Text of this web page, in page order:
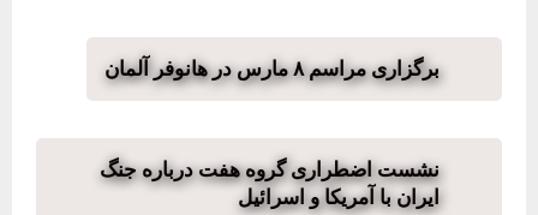
برگزاری مراسم ۸ مارس در هانوفر آلمان
نشست اضطراری گروه هفت درباره جنگ
ایران با آمریکا و اسرائیل